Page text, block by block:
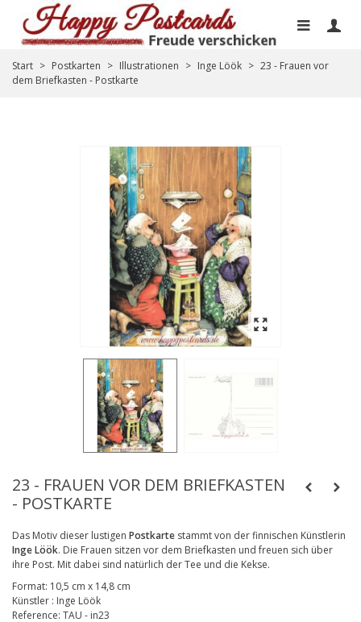
Start > Postkarten > Illustrationen > Inge Löök > 23 - Frauen vor
dem Briefkasten - Postkarte
23 - FRAUEN VOR DEM BRIEFKASTEN
- POSTKARTE
Das Motiv dieser lustigen Postkarte stammt von der finnischen Künstlerin
Inge Löök. Die Frauen sitzen vor dem Briefkasten und freuen sich über
ihre Post. Mit dabei sind natürlich der Tee und die Kekse.
Format: 10,5 cm x 14,8 cm
Künstler : Inge Löök
Reference: TAU - in23